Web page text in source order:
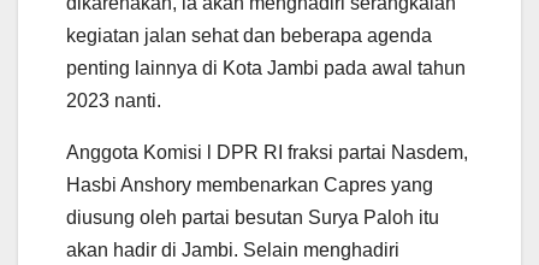
kegiatan jalan sehat dan beberapa agenda
penting lainnya di Kota Jambi pada awal tahun
2023 nanti.
Anggota Komisi l DPR RI fraksi partai Nasdem,
Hasbi Anshory membenarkan Capres yang
diusung oleh partai besutan Surya Paloh itu
akan hadir di Jambi. Selain menghadiri